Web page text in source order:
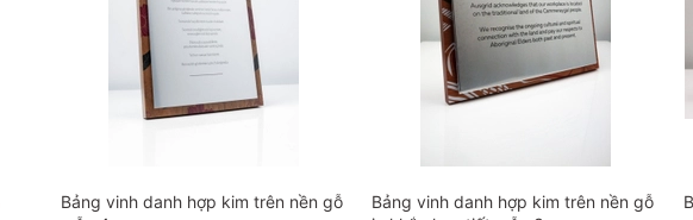
Bảng vinh danh hợp kim trên nền gỗ
Bảng vinh danh hợp kim trên nền gỗ